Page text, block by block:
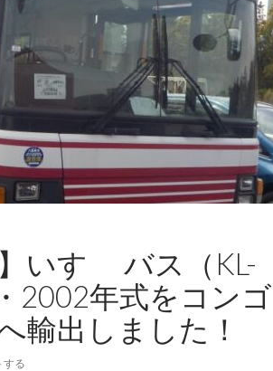
いすゞ バス（KL-
2002年式をコンゴ
輸出しました！
する